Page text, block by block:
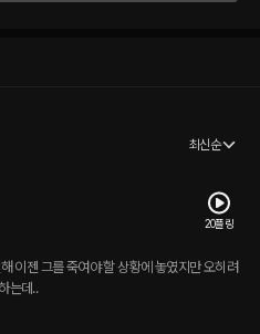
최신순
20플링
이젠 그를 죽여야 할 상황에 놓였지만 오히려
는데..